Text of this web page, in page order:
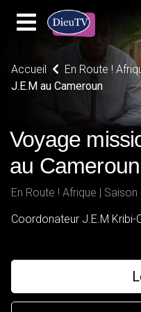
Accueil En Route !
J.E.M au Cameroun
Voyage
au Cameroun
En Route ! Afrique | Saison
Coordonateur J.E.M Kribi-